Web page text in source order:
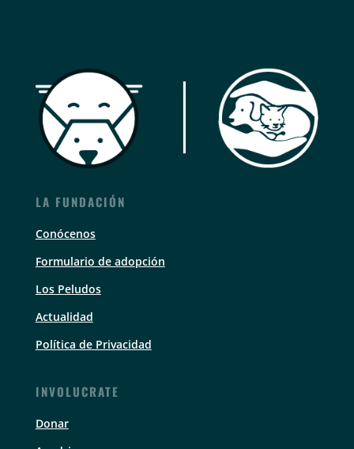
LA FUNDACIÓN
Conócenos
Formulario de adopción
Los Peludos
Actualidad
Política de Privacidad
INVOLUCRATE
Donar